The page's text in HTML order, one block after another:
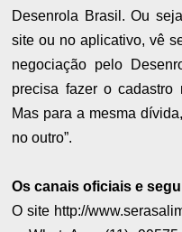
Desenrola Brasil. Ou
site ou no aplicativo, vê
negociação pelo
precisa fazer o
Mas para a mesma
no outro”.
Os canais oficiais e
O site http://